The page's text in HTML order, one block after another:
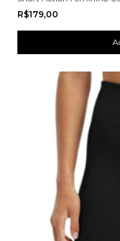
R$179,00